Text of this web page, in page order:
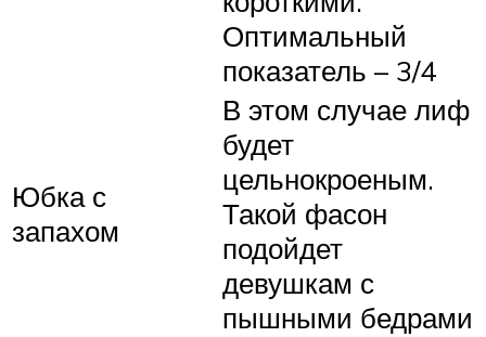
Оптимальный
показатель – 3/4
Юбка с
запахом
В этом случае лиф
будет
цельнокроеным.
Такой фасон
подойдет
девушкам с
пышными бедрами